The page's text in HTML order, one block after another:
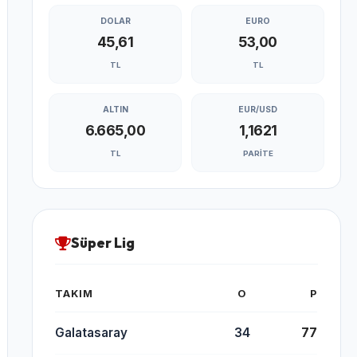
DOLAR
45,61
TL
EURO
53,00
TL
ALTIN
6.665,00
TL
EUR/USD
1,1621
PARITE
Süper Lig
TAKIM O P
Galatasaray 34 77